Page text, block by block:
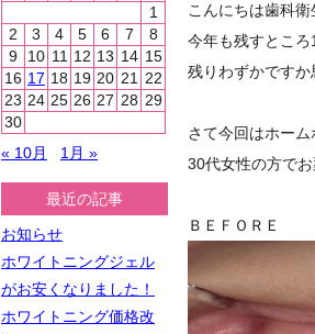
こんにちは歯科
今年も残すとこ
残りわずかです
さて今回はホー
30代女性の方で
ＢＥＦＯＲＥ
1
2
3 4 5 6 7
8
9
10 11 12 13 14 15
16 17 18 19 20 21
22
23 24 25 26 27 28 29
30
« 10月
1月 »
最近の記事
お知らせ
ホワイトニングジェル
がお安くなりました！
ホワイトニング価格改